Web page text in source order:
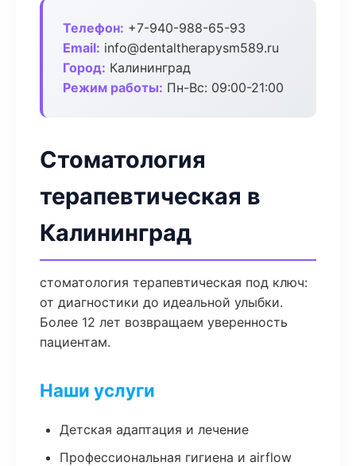
Телефон: +7-940-988-65-93
Email: info@dentaltherapysm589.ru
Город: Калининград
Режим работы: Пн-Вс: 09:00-21:00
Стоматология
терапевтическая в
Калининград
стоматология терапевтическая под ключ:
от диагностики до идеальной улыбки.
Более 12 лет возвращаем уверенность
пациентам.
Наши услуги
Детская адаптация и лечение
Профессиональная гигиена и airflow